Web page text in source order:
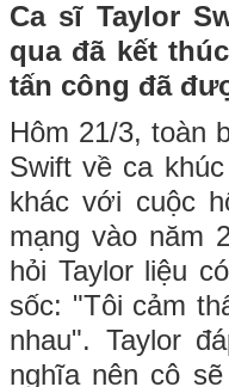
Ca sĩ Taylor
qua đã kết
tấn công đã
Hôm 21/3, toàn
Swift về ca
khác với cuộc
mạng vào năm
hỏi Taylor liệu
sốc: "Tôi cảm
nhau". Taylor
nghĩa nên cô